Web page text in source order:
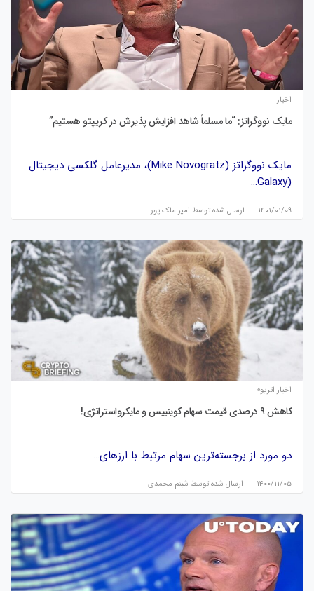
اخبار
مایک نووگراتز: “ما مسلماً شاهد افزایش پذیرش در کریپتو هستیم”
مایک نووگراتز (Mike Novogratz)، مدیرعامل گلکسی دیجیتال
(Galaxy…
۱۴۰۱/۰۱/۰۹ ارسال شده توسط امیر ملک پور
اخبار اتریوم
کاهش 9 درصدی قیمت سهام کوینبیس و مایکرواستراتژی!
دو مورد از برجسته‌ترین سهام مرتبط با ارزهای…
۱۴۰۰/۱۱/۰۵ ارسال شده توسط شبنم محمدی